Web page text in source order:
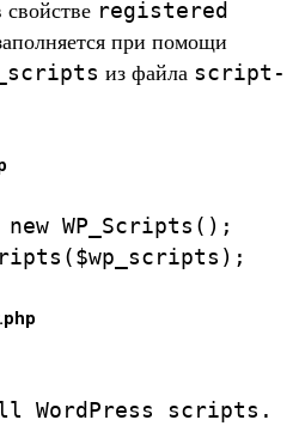
свойстве registered
при помощи
из файла script-
WP_Scripts();
WordPress scripts.